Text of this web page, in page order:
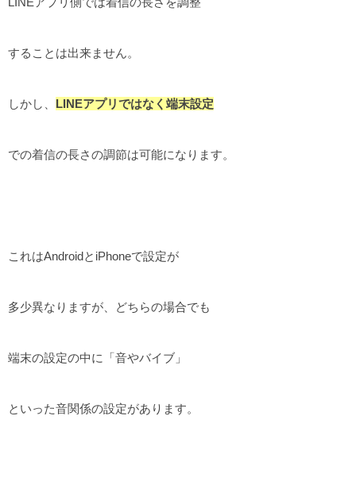
することは出来ません。
しかし、 LINEアプリではなく端末設定
での着信の長さの調節は可能になります。
これはAndroidとiPhoneで設定が
多少異なりますが、どちらの場合でも
端末の設定の中に「音やバイブ」
といった音関係の設定があります。